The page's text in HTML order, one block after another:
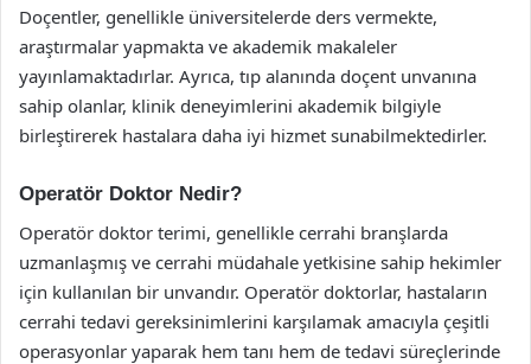
Doçentler, genellikle üniversitelerde ders vermekte,
araştırmalar yapmakta ve akademik makaleler
yayınlamaktadırlar. Ayrıca, tıp alanında doçent unvanına
sahip olanlar, klinik deneyimlerini akademik bilgiyle
birleştirerek hastalara daha iyi hizmet sunabilmektedirler.
Operatör Doktor Nedir?
Operatör doktor terimi, genellikle cerrahi branşlarda
uzmanlaşmış ve cerrahi müdahale yetkisine sahip hekimler
için kullanılan bir unvandır. Operatör doktorlar, hastaların
cerrahi tedavi gereksinimlerini karşılamak amacıyla çeşitli
operasyonlar yaparak hem tanı hem de tedavi süreçlerinde